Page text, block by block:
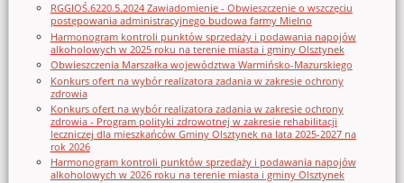
RGGIOŚ.6220.5.2024 Zawiadomienie - Obwieszczenie o wszczęciu
postępowania administracyjnego budowa farmy Mielno
Harmonogram kontroli punktów sprzedaży i podawania napojów
alkoholowych w 2025 roku na terenie miasta i gminy Olsztynek
Obwieszczenia Marszałka województwa Warmińsko-Mazurskiego
Konkurs ofert na wybór realizatora zadania w zakresie ochrony
zdrowia
Konkurs ofert na wybór realizatora zadania w zakresie ochrony
zdrowia - Program polityki zdrowotnej w zakresie rehabilitacji
leczniczej dla mieszkańców Gminy Olsztynek na lata 2025-2027 na
rok 2026
Harmonogram kontroli punktów sprzedaży i podawania napojów
alkoholowych w 2026 roku na terenie miasta i gminy Olsztynek